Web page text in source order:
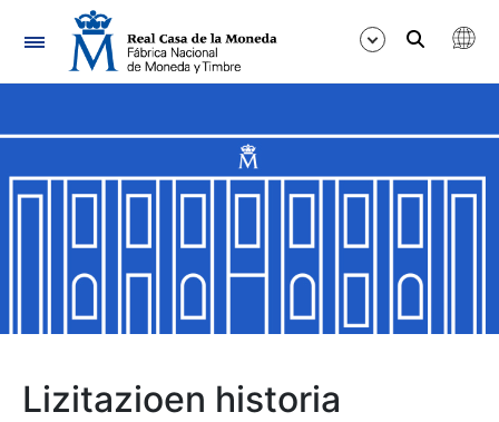
Nabigazioa
Erakutsi/Ezkutatu
Erakutsi/Ezkutatu
Erakutsi/Ezkutatu
Lizitazioen historia